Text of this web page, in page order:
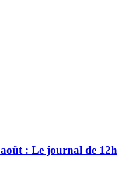
: Le journal de 12h